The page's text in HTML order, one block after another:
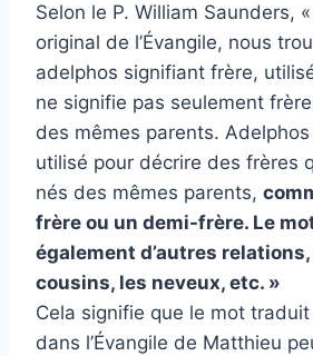
Selon le P. William Saunders,
original de l’Évangile, nous
adelphos signifiant frère,
ne signifie pas seulement
des mêmes parents.
utilisé pour décrire des frères
nés des mêmes parents,
frère ou un demi-frère. Le
également d’autres
cousins, les neveux, etc. »
Cela signifie que le mot
dans l’Évangile de Matthieu